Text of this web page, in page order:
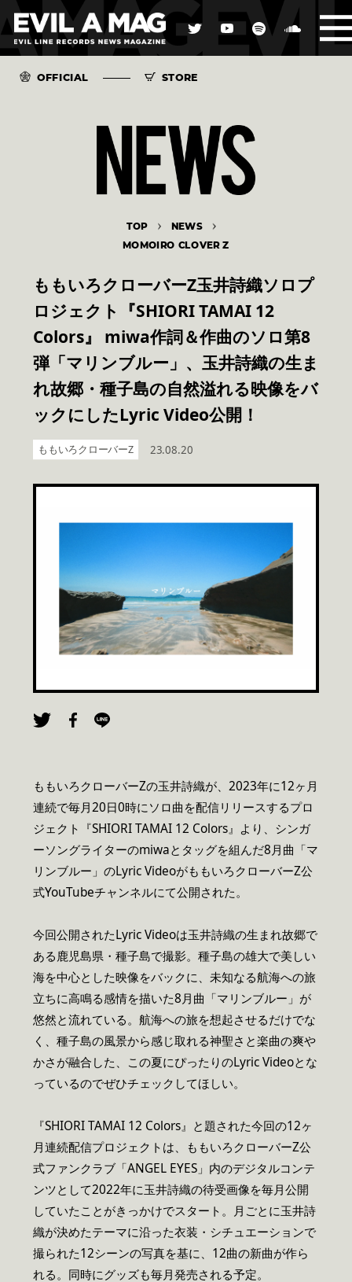
OFFICIAL STORE
TOP NEWS
MOMOIRO CLOVER Z
ももいろクローバーZ玉井詩織ソロプ
ロジェクト『SHIORI TAMAI 12
Colors』 miwa作詞＆作曲のソロ第8
弾「マリンブルー」、玉井詩織の生ま
れ故郷・種子島の自然溢れる映像をバ
ックにしたLyric Video公開！
ももいろクローバーZ 23.08.20
ももいろクローバーZの玉井詩織が、2023年に12ヶ月
連続で毎月20日0時にソロ曲を配信リリースするプロ
ジェクト『SHIORI TAMAI 12 Colors』より、シンガ
ーソングライターのmiwaとタッグを組んだ8月曲「マ
リンブルー」のLyric VideoがももいろクローバーZ公
式YouTubeチャンネルにて公開された。
今回公開されたLyric Videoは玉井詩織の生まれ故郷で
ある鹿児島県・種子島で撮影。種子島の雄大で美しい
海を中心とした映像をバックに、未知なる航海への旅
立ちに高鳴る感情を描いた8月曲「マリンブルー」が
悠然と流れている。航海への旅を想起させるだけでな
く、種子島の風景から感じ取れる神聖さと楽曲の爽や
かさが融合した、この夏にぴったりのLyric Videoとな
っているのでぜひチェックしてほしい。
『SHIORI TAMAI 12 Colors』と題された今回の12ヶ
月連続配信プロジェクトは、ももいろクローバーZ公
式ファンクラブ「ANGEL EYES」内のデジタルコンテ
ンツとして2022年に玉井詩織の待受画像を毎月公開
していたことがきっかけでスタート。月ごとに玉井詩
織が決めたテーマに沿った衣装・シチュエーションで
撮られた12シーンの写真を基に、12曲の新曲が作ら
れる。同時にグッズも毎月発売される予定。